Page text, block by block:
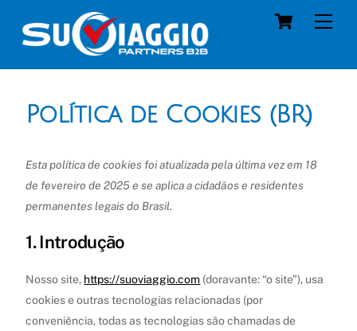
content
Cart
Política de Cookies (BR)
Esta política de cookies foi atualizada pela última vez em 18
de fevereiro de 2025 e se aplica a cidadãos e residentes
permanentes legais do Brasil.
1. Introdução
Nosso site, https://suoviaggio.com (doravante: “o site”), usa
cookies e outras tecnologias relacionadas (por
conveniência, todas as tecnologias são chamadas de